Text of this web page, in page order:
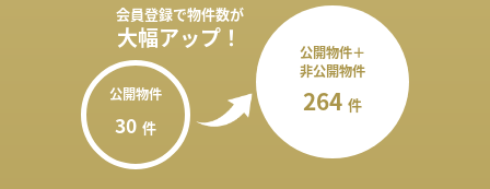
会員登録で物件数が
大幅アップ！
公開物件
30 件
公開物件＋
非公開物件
264 件